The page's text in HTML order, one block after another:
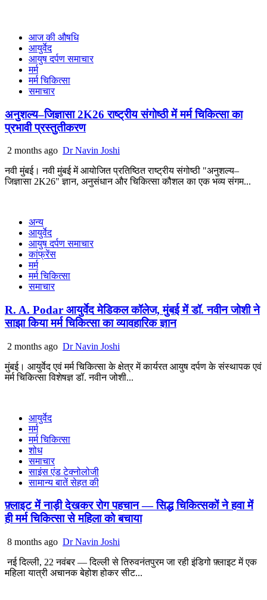
आज की औषधि
आयुर्वेद
आयुष दर्पण समाचार
मर्म
मर्म चिकित्सा
समाचार
अनुशल्य–जिज्ञासा 2K26 राष्ट्रीय संगोष्ठी में मर्म चिकित्सा का
प्रभावी प्रस्तुतीकरण
2 months ago Dr Navin Joshi
नवी मुंबई। नवी मुंबई में आयोजित प्रतिष्ठित राष्ट्रीय संगोष्ठी "अनुशल्य–
जिज्ञासा 2K26" ज्ञान, अनुसंधान और चिकित्सा कौशल का एक भव्य संगम...
अन्य
आयुर्वेद
आयुष दर्पण समाचार
कांफ्रेंस
मर्म
मर्म चिकित्सा
समाचार
R. A. Podar आयुर्वेद मेडिकल कॉलेज, मुंबई में डॉ. नवीन जोशी ने
साझा किया मर्म चिकित्सा का व्यावहारिक ज्ञान
2 months ago Dr Navin Joshi
मुंबई। आयुर्वेद एवं मर्म चिकित्सा के क्षेत्र में कार्यरत आयुष दर्पण के संस्थापक एवं
मर्म चिकित्सा विशेषज्ञ डॉ. नवीन जोशी...
आयुर्वेद
मर्म
मर्म चिकित्सा
शोध
समाचार
साइंस एंड टेक्नोलोजी
सामान्य बातें सेहत की
फ़्लाइट में नाड़ी देखकर रोग पहचान — सिद्ध चिकित्सकों ने हवा में
ही मर्म चिकित्सा से महिला को बचाया
8 months ago Dr Navin Joshi
नई दिल्ली, 22 नवंबर — दिल्ली से तिरुवनंतपुरम जा रही इंडिगो फ़्लाइट में एक
महिला यात्री अचानक बेहोश होकर सीट...